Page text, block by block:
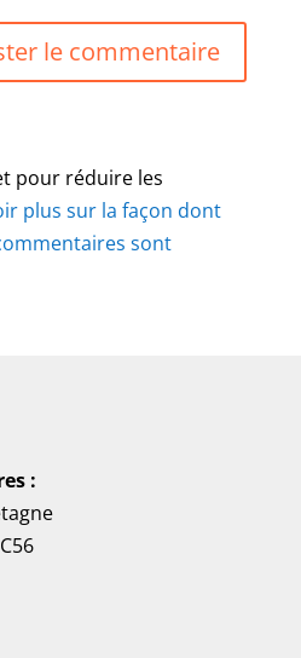
pour réduire les
plus sur la façon dont
sont
: